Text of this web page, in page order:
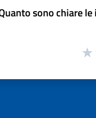
sono chiare